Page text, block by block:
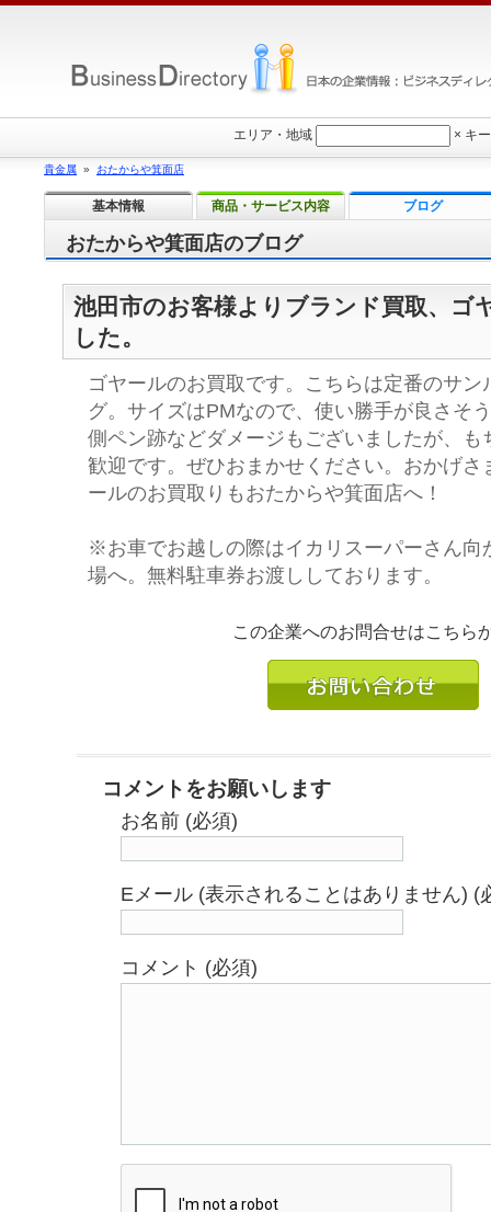
おたからや箕面店のブログ
池田市のお客様よりブランド買取、ゴ
した。
ゴヤールのお買取です。こちらは定番のサン
グ。サイズはPMなので、使い勝手が良さそ
側ペン跡などダメージもございましたが、も
歓迎です。ぜひおまかせください。おかげさ
ールのお買取りもおたからや箕面店へ！
※お車でお越しの際はイカリスーパーさん向
場へ。無料駐車券お渡ししております。
この企業へのお問合せはこちら
コメントをお願いします
お名前 (必須)
Eメール (表示されることはありません) (
コメント (必須)
エリア・地域 × キ
貴金属 » おたからや箕面店
基本情報 商品・サービス内容 ブログ